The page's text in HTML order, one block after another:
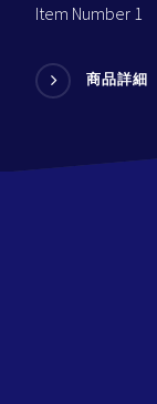
Item Number 1
商品詳細